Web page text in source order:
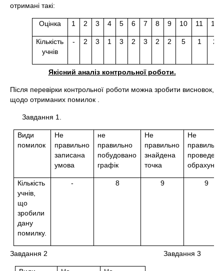
отримані такі:
Оцінка 1 2 3 4 5 6 7 8 9 10 11 12
Кількість
учнів
- 2 3 1 3 2 3 2 2 5 1 2
Якісний аналіз контрольної роботи.
Після перевірки контрольної роботи можна зробити висновок,
щодо отриманих помилок .
Завдання 1.
Види
помилок
Не
правильно
записана
умова
не
правильно
побудовано
графік
Не
правильно
знайдена
точка
Не
правильно
обрахунки
Кількість
учнів,
що
зробили
дану
помилку.
- 8 9 9
Завдання 2 Завдання 3